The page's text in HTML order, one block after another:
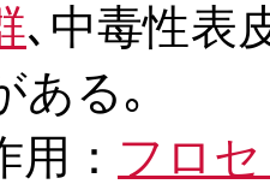
､中毒性表
ある｡
： フロ